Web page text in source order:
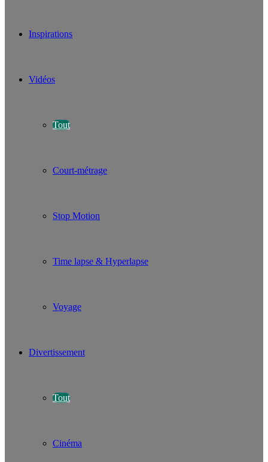
Inspirations
Vidéos
Tout
Court-métrage
Stop Motion
Time lapse & Hyperlapse
Voyage
Divertissement
Tout
Cinéma